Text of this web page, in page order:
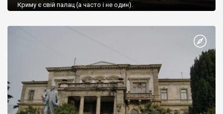
Криму є свій палац (а часто і не один).